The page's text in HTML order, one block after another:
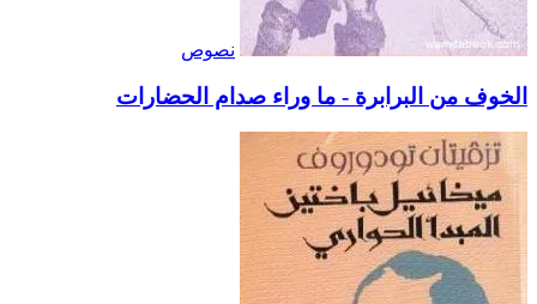
نصوص
الخوف من البرابرة - ما وراء صدام الحضارات